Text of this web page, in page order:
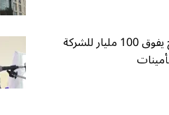
صافي أرباح يفوق 100 مليار للشركة